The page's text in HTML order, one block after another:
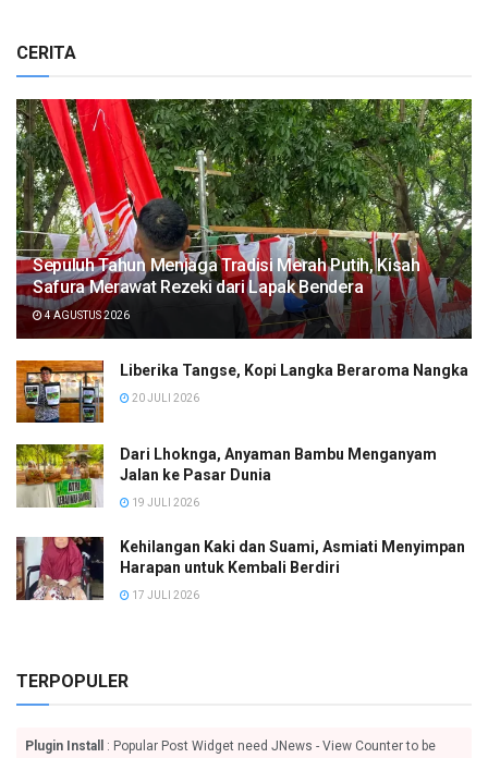
CERITA
Sepuluh Tahun Menjaga Tradisi Merah Putih, Kisah
Safura Merawat Rezeki dari Lapak Bendera
4 AGUSTUS 2026
Liberika Tangse, Kopi Langka Beraroma Nangka
20 JULI 2026
Dari Lhoknga, Anyaman Bambu Menganyam
Jalan ke Pasar Dunia
19 JULI 2026
Kehilangan Kaki dan Suami, Asmiati Menyimpan
Harapan untuk Kembali Berdiri
17 JULI 2026
TERPOPULER
Plugin Install : Popular Post Widget need JNews - View Counter to be